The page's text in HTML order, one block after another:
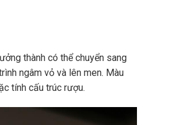
thành có thể chuyển sang
ngâm vỏ và lên men. Màu
tính cấu trúc rượu.